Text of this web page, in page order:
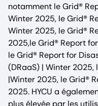
notamment le Grid®
Winter 2025, le Grid®
Winter 2025, le Grid®
2025,le Grid® Report
le Grid® Report for
(DRaaS) | Winter 2025,
|Winter 2025, le Grid®
2025. HYCU a
plus élevée par les